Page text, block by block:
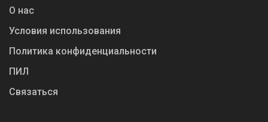
О нас
Условия использования
Политика конфиденциальности
ПИЛ
Связаться